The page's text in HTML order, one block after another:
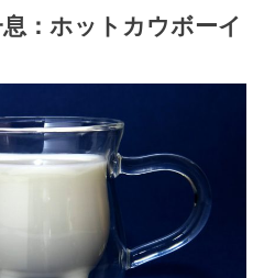
：ホットカウボーイ